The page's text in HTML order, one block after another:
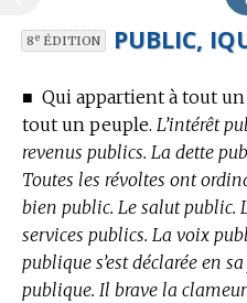
8eÉDITION PUBLIC,
■ Qui appartient à tout
tout un peuple. L’intérêt
revenus publics. La dette
Toutes les révoltes ont
bien public. Le salut public.
services publics. La voix
publique s’est déclarée en
publique. Il brave la